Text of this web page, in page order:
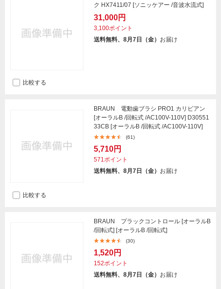
ク HX7411/07 [ソニッケアー /音波水流式]
31,000円
3,100ポイント
送料無料、8月7日（金） お届け
比較する
BRAUN 電動歯ブラシ PRO1 カリビアン
[オーラルB /回転式 /AC100V-110V] D30551
33CB [オーラルB /回転式 /AC100V-110V]
(61)
5,710円
571ポイント
送料無料、8月7日（金） お届け
比較する
BRAUN プラックコントロール [オーラルB
/回転式] [オーラルB /回転式]
(30)
1,520円
152ポイント
送料無料、8月7日（金） お届け